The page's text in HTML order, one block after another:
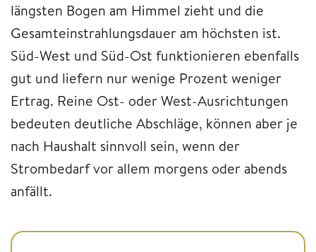
längsten Bogen am Himmel zieht und die
Gesamteinstrahlungsdauer am höchsten ist.
Süd-West und Süd-Ost funktionieren ebenfalls
gut und liefern nur wenige Prozent weniger
Ertrag. Reine Ost- oder West-Ausrichtungen
bedeuten deutliche Abschläge, können aber je
nach Haushalt sinnvoll sein, wenn der
Strombedarf vor allem morgens oder abends
anfällt.